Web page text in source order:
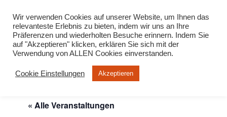
« Alle Veranstaltungen
Wir verwenden Cookies auf unserer Website, um Ihnen das
relevanteste Erlebnis zu bieten, indem wir uns an Ihre
Präferenzen und wiederholten Besuche erinnern. Indem Sie
auf "Akzeptieren" klicken, erklären Sie sich mit der
Verwendung von ALLEN Cookies einverstanden.
Cookie Einstellungen Akzeptieren